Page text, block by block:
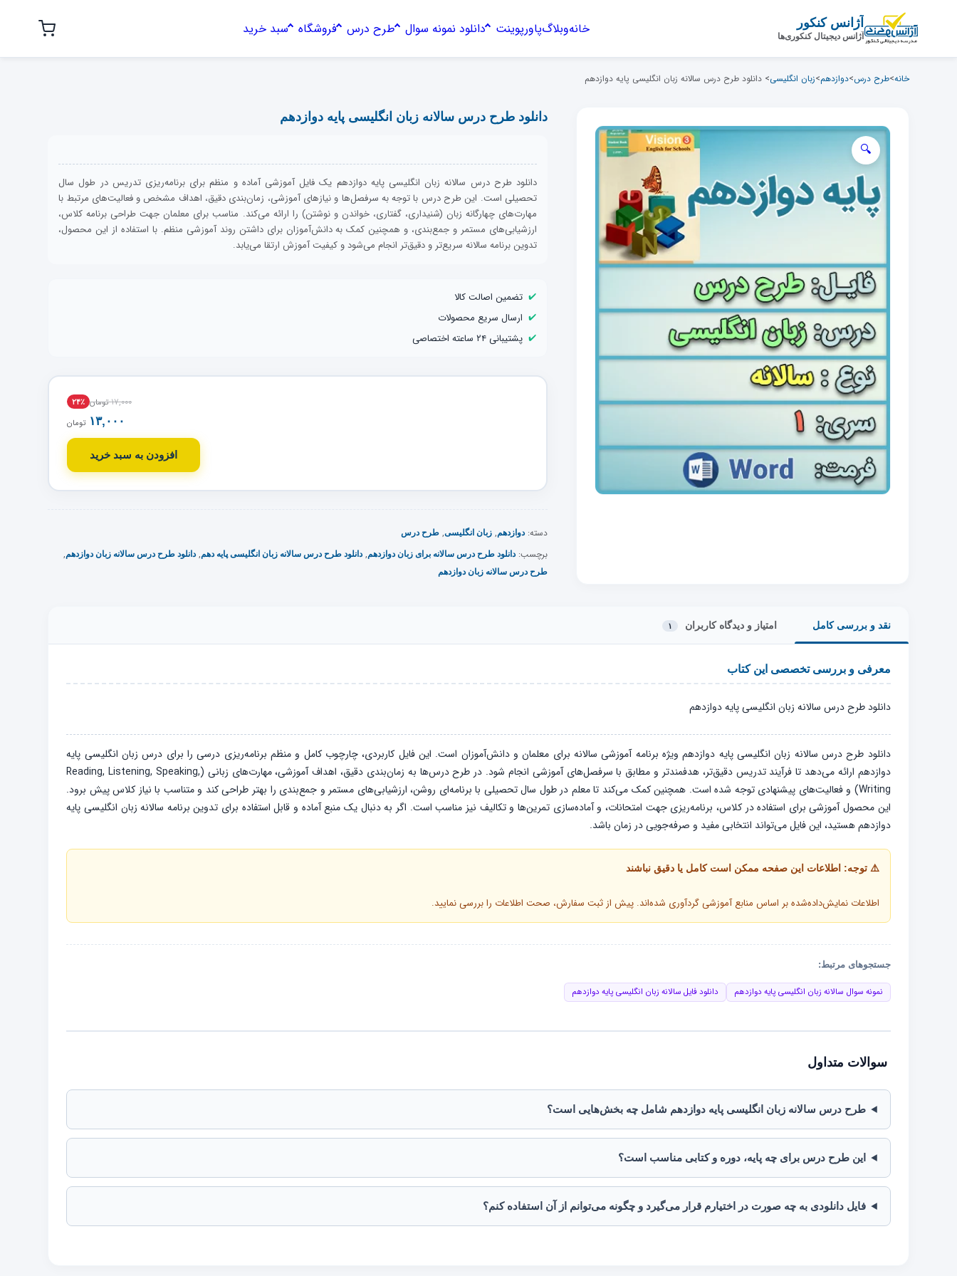
اصلی
آژانس کنکور
آژانس دیجیتال کنکوری‌ها خانهوبلاگپاورپوینت دانلود نمونه سوال طرح درس فروشگاه سبد خرید
خانه>طرح درس>دوازدهم>زبان انگلیسی> دانلود طرح درس سالانه زبان انگلیسی پایه دوازدهم
دانلود طرح درس سالانه زبان انگلیسی پایه دوازدهم
دانلود طرح درس سالانه زبان انگلیسی پایه دوازدهم یک فایل آموزشی آماده و منظم برای برنامه‌ریزی تدریس در طول سال
تحصیلی است. این طرح درس با توجه به سرفصل‌ها و نیازهای آموزشی، زمان‌بندی دقیق، اهداف مشخص و فعالیت‌های مرتبط با
مهارت‌های چهارگانه زبان (شنیداری، گفتاری، خواندن و نوشتن) را ارائه می‌کند. مناسب برای معلمان جهت طراحی برنامه کلاس،
ارزشیابی‌های مستمر و جمع‌بندی، و همچنین کمک به دانش‌آموزان برای داشتن روند آموزشی منظم. با استفاده از این محصول،
تدوین برنامه سالانه سریع‌تر و دقیق‌تر انجام می‌شود و کیفیت آموزش ارتقا می‌یابد.
✔️ تضمین اصالت کالا
✔️ ارسال سریع محصولات
✔️ پشتیبانی ۲۴ ساعته اختصاصی
۱۷,۰۰۰ تومان ۲۴٪
۱۳,۰۰۰ تومان
افزودن به سبد خرید
دسته:دوازدهم,زبان انگلیسی,طرح درس
برچسب:دانلود طرح درس سالانه برای زبان دوازدهم,دانلود طرح درس سالانه زبان انگلیسی پایه دهم,دانلود طرح درس سالانه زبان دوازدهم,
طرح درس سالانه زبان دوازدهم
نقد و بررسی کامل امتیاز و دیدگاه کاربران ۱
معرفی و بررسی تخصصی این کتاب
دانلود طرح درس سالانه زبان انگلیسی پایه دوازدهم
دانلود طرح درس سالانه زبان انگلیسی پایه دوازدهم ویژه برنامه آموزشی سالانه برای معلمان و دانش‌آموزان است. این فایل کاربردی، چارچوب کامل و منظم برنامه‌ریزی درسی را برای درس زبان انگلیسی پایه
دوازدهم ارائه می‌دهد تا فرآیند تدریس دقیق‌تر، هدفمندتر و مطابق با سرفصل‌های آموزشی انجام شود. در طرح درس‌ها به زمان‌بندی دقیق، اهداف آموزشی، مهارت‌های زبانی (Reading, Listening, Speaking,
Writing) و فعالیت‌های پیشنهادی توجه شده است. همچنین کمک می‌کند تا معلم در طول سال تحصیلی با برنامه‌ای روشن، ارزشیابی‌های مستمر و جمع‌بندی را بهتر طراحی کند و متناسب با نیاز کلاس پیش برود.
این محصول آموزشی برای استفاده در کلاس، برنامه‌ریزی جهت امتحانات، و آماده‌سازی تمرین‌ها و تکالیف نیز مناسب است. اگر به دنبال یک منبع آماده و قابل استفاده برای تدوین برنامه سالانه زبان انگلیسی پایه
دوازدهم هستید، این فایل می‌تواند انتخابی مفید و صرفه‌جویی در زمان باشد.
⚠️ توجه: اطلاعات این صفحه ممکن است کامل یا دقیق نباشند
اطلاعات نمایش‌داده‌شده بر اساس منابع آموزشی گردآوری شده‌اند. پیش از ثبت سفارش، صحت اطلاعات را بررسی نمایید.
جستجوهای مرتبط:
نمونه سوال سالانه زبان انگلیسی پایه دوازدهم دانلود فایل سالانه زبان انگلیسی پایه دوازدهم
سوالات متداول
طرح درس سالانه زبان انگلیسی پایه دوازدهم شامل چه بخش‌هایی است؟
این طرح درس برای چه پایه، دوره و کتابی مناسب است؟
فایل دانلودی به چه صورت در اختیارم قرار می‌گیرد و چگونه می‌توانم از آن استفاده کنم؟